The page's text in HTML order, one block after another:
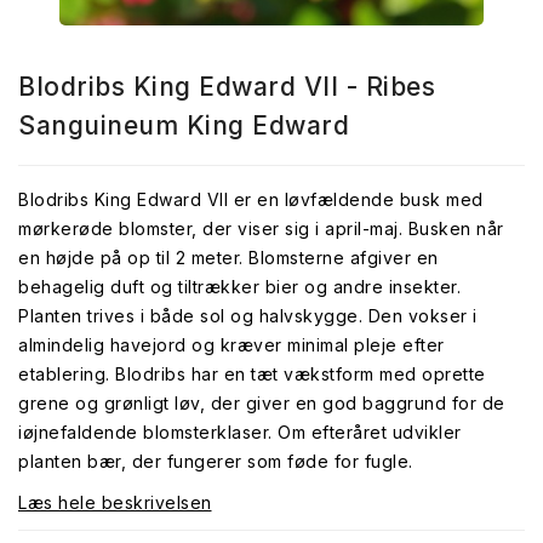
Blodribs King Edward VII - Ribes
Sanguineum King Edward
Blodribs King Edward VII er en løvfældende busk med
mørkerøde blomster, der viser sig i april-maj. Busken når
en højde på op til 2 meter. Blomsterne afgiver en
behagelig duft og tiltrækker bier og andre insekter.
Planten trives i både sol og halvskygge. Den vokser i
almindelig havejord og kræver minimal pleje efter
etablering. Blodribs har en tæt vækstform med oprette
grene og grønligt løv, der giver en god baggrund for de
iøjnefaldende blomsterklaser. Om efteråret udvikler
planten bær, der fungerer som føde for fugle.
Læs hele beskrivelsen